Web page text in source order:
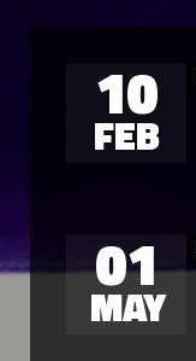
10
FEB
01
MAY